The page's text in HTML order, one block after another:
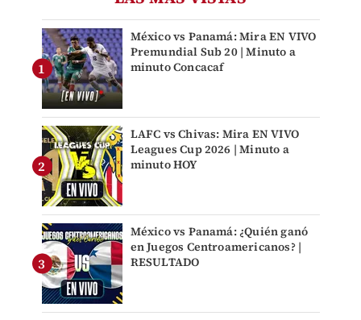
México vs Panamá: Mira EN VIVO
Premundial Sub 20 | Minuto a
minuto Concacaf
LAFC vs Chivas: Mira EN VIVO
Leagues Cup 2026 | Minuto a
minuto HOY
México vs Panamá: ¿Quién ganó
en Juegos Centroamericanos? |
RESULTADO